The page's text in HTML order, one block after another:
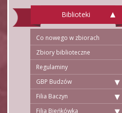
Biblioteki
Co nowego w zbiorach
Zbiory biblioteczne
Regulaminy
GBP Budzów
Filia Baczyn
Filia Bieńkówka